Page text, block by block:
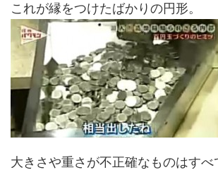
これが縁をつけたばかりの円形。
大きさや重さが不正確なものはすべ